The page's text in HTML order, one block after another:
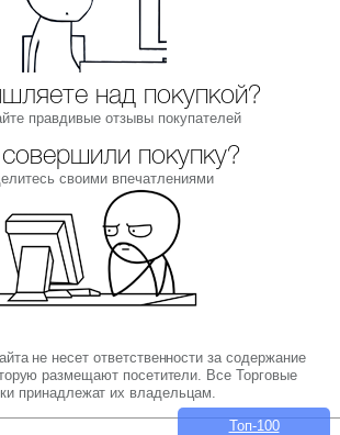
над покупкой?
правдивые отзывы покупателей
покупку?
своими впечатлениями
не несет ответственности за содержание
размещают посетители. Все Торговые
принадлежат их владельцам.
Топ-100